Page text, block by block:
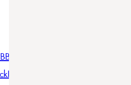
BBQ
Bowls &